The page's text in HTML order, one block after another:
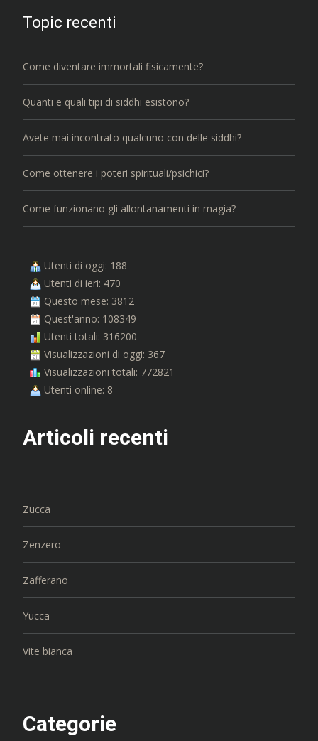
Topic recenti
Come diventare immortali fisicamente?
Quanti e quali tipi di siddhi esistono?
Avete mai incontrato qualcuno con delle siddhi?
Come ottenere i poteri spirituali/psichici?
Come funzionano gli allontanamenti in magia?
Utenti di oggi: 188
Utenti di ieri: 470
Questo mese: 3812
Quest'anno: 108349
Utenti totali: 316200
Visualizzazioni di oggi: 367
Visualizzazioni totali: 772821
Utenti online: 8
Articoli recenti
Zucca
Zenzero
Zafferano
Yucca
Vite bianca
Categorie